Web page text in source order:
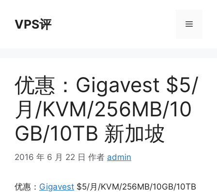
VPS评 菜
优惠：Gigavest $5/
月/KVM/256MB/10
GB/10TB 新加坡
2016 年 6 月 22 日 作者 admin
优惠： Gigavest $5/月/KVM/256MB/10GB/10TB